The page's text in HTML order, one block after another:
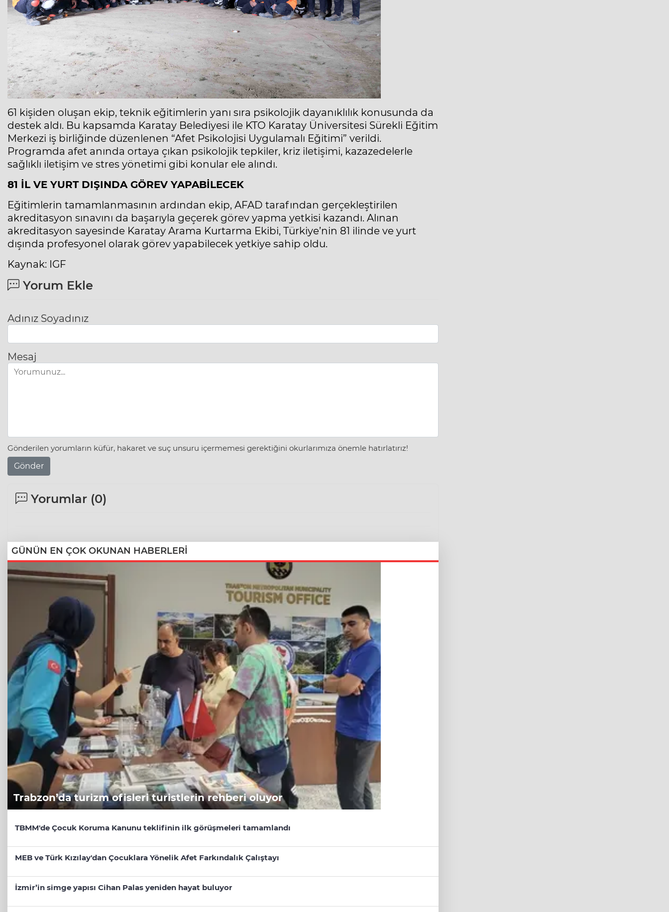
61 kişiden oluşan ekip, teknik eğitimlerin yanı sıra psikolojik dayanıklılık konusunda da
destek aldı. Bu kapsamda Karatay Belediyesi ile KTO Karatay Üniversitesi Sürekli Eğitim
Merkezi iş birliğinde düzenlenen “Afet Psikolojisi Uygulamalı Eğitimi” verildi.
Programda afet anında ortaya çıkan psikolojik tepkiler, kriz iletişimi, kazazedelerle
sağlıklı iletişim ve stres yönetimi gibi konular ele alındı.
81 İL VE YURT DIŞINDA GÖREV YAPABİLECEK
Eğitimlerin tamamlanmasının ardından ekip, AFAD tarafından gerçekleştirilen
akreditasyon sınavını da başarıyla geçerek görev yapma yetkisi kazandı. Alınan
akreditasyon sayesinde Karatay Arama Kurtarma Ekibi, Türkiye’nin 81 ilinde ve yurt
dışında profesyonel olarak görev yapabilecek yetkiye sahip oldu.
Kaynak: IGF
Yorum Ekle
Adınız Soyadınız
Mesaj
Gönderilen yorumların küfür, hakaret ve suç unsuru içermemesi gerektiğini okurlarımıza önemle hatırlatırız!
Gönder
Yorumlar (0)
GÜNÜN EN ÇOK OKUNAN HABERLERİ
Trabzon’da turizm ofisleri turistlerin rehberi oluyor
TBMM'de Çocuk Koruma Kanunu teklifinin ilk görüşmeleri tamamlandı
MEB ve Türk Kızılay'dan Çocuklara Yönelik Afet Farkındalık Çalıştayı
İzmir’in simge yapısı Cihan Palas yeniden hayat buluyor